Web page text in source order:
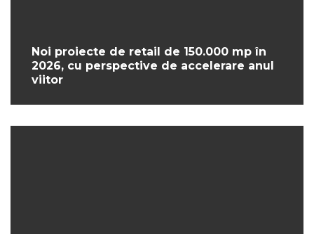
Noi proiecte de retail de 150.000 mp în
2026, cu perspective de accelerare anul
viitor